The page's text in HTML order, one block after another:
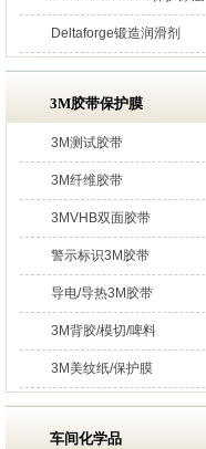
Deltaforge锻造润滑剂
3M胶带保护膜
3M测试胶带
3M纤维胶带
3MVHB双面胶带
警示标识3M胶带
导电/导热3M胶带
3M背胶/模切/啤料
3M美纹纸/保护膜
车间化学品